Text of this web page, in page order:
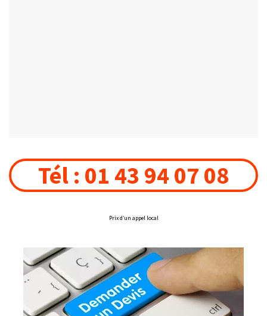
Tél : 01 43 94 07 08
Prix d’un appel local